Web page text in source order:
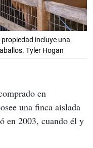
incluye una
Tyler Hogan
en
una finca aislada
en 2003, cuando él y